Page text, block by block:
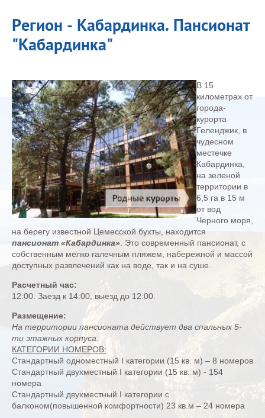
Регион - Кабардинка. Пансионат
"Кабардинка"
В 15
километрах от
города-
курорта
Геленджик, в
чудесном
местечке
Кабардинка,
на зеленой
территории в
6,5 га в 15 м
от вод
Черного моря,
на берегу известной Цемесской бухты, находится
пансионат «Кабардинка» . Это современный пансионат, с
собственным мелко галечным пляжем, набережной и массой
доступных развлечений как на воде, так и на суше.
Расчетный час:
12:00. Заезд к 14:00, выезд до 12:00.
Размещение:
На территории пансионата действует два спальных 5-
ти этажных корпуса.
КАТЕГОРИИ НОМЕРОВ:
Стандартный одноместный I категории (15 кв. м) – 8 номеров
Стандартный двухместный I категории (15 кв. м) - 154
номера
Стандартный двухместный I категории с
балконом(повышенной комфортности) 23 кв.м – 24 номера